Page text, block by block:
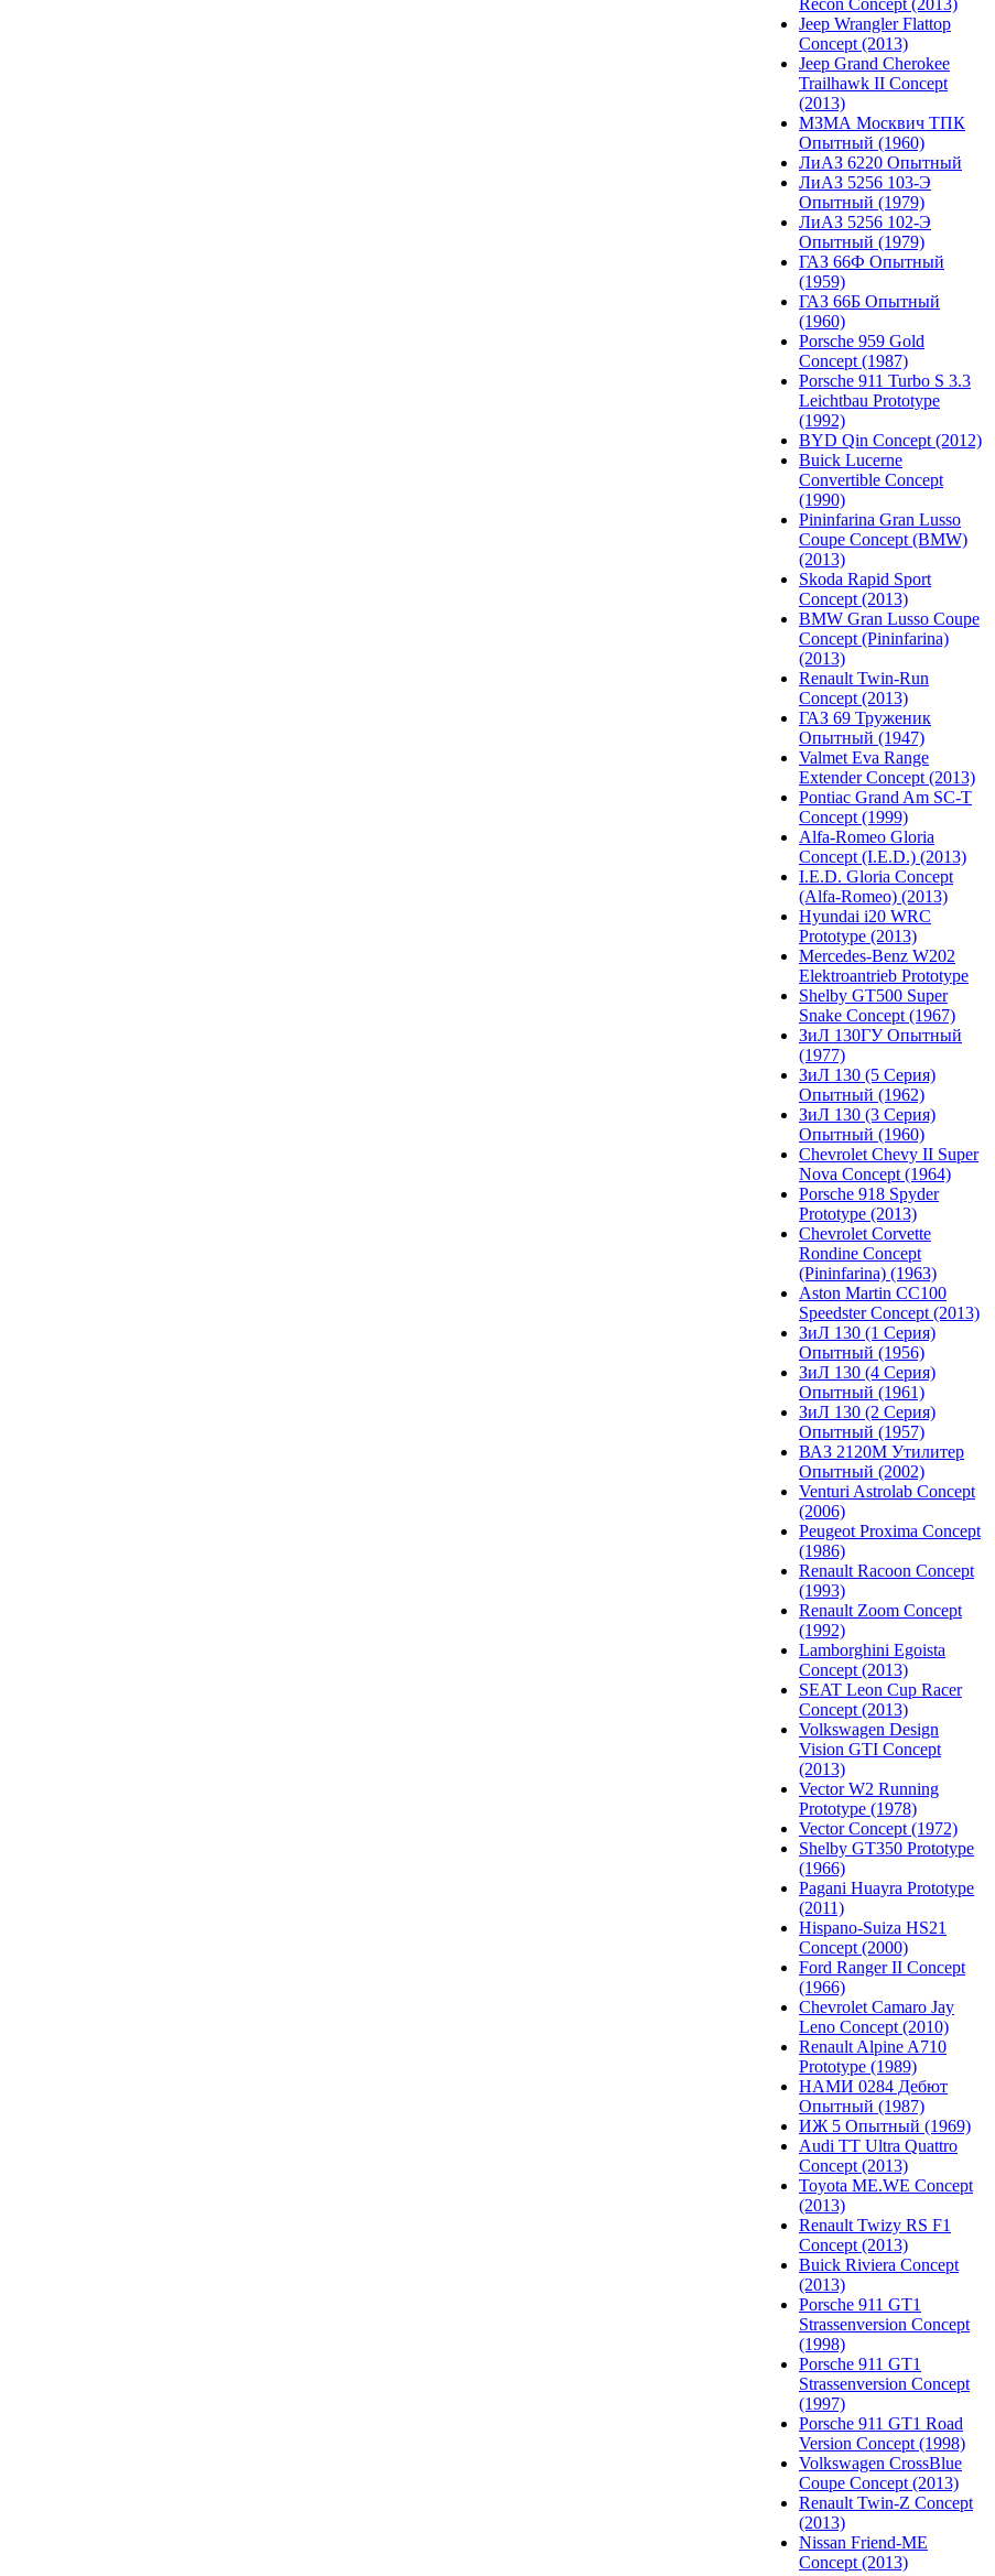
Recon Concept (2013)
Jeep Wrangler Flattop
Concept (2013)
Jeep Grand Cherokee
Trailhawk II Concept
(2013)
МЗМА Москвич ТПК
Опытный (1960)
ЛиАЗ 6220 Опытный
ЛиАЗ 5256 103-Э
Опытный (1979)
ЛиАЗ 5256 102-Э
Опытный (1979)
ГАЗ 66Ф Опытный
(1959)
ГАЗ 66Б Опытный
(1960)
Porsche 959 Gold
Concept (1987)
Porsche 911 Turbo S 3.3
Leichtbau Prototype
(1992)
BYD Qin Concept (2012)
Buick Lucerne
Convertible Concept
(1990)
Pininfarina Gran Lusso
Coupe Concept (BMW)
(2013)
Skoda Rapid Sport
Concept (2013)
BMW Gran Lusso Coupe
Concept (Pininfarina)
(2013)
Renault Twin-Run
Concept (2013)
ГАЗ 69 Труженик
Опытный (1947)
Valmet Eva Range
Extender Concept (2013)
Pontiac Grand Am SC-T
Concept (1999)
Alfa-Romeo Gloria
Concept (I.E.D.) (2013)
I.E.D. Gloria Concept
(Alfa-Romeo) (2013)
Hyundai i20 WRC
Prototype (2013)
Mercedes-Benz W202
Elektroantrieb Prototype
Shelby GT500 Super
Snake Concept (1967)
ЗиЛ 130ГУ Опытный
(1977)
ЗиЛ 130 (5 Серия)
Опытный (1962)
ЗиЛ 130 (3 Серия)
Опытный (1960)
Chevrolet Chevy II Super
Nova Concept (1964)
Porsche 918 Spyder
Prototype (2013)
Chevrolet Corvette
Rondine Concept
(Pininfarina) (1963)
Aston Martin CC100
Speedster Concept (2013)
ЗиЛ 130 (1 Серия)
Опытный (1956)
ЗиЛ 130 (4 Серия)
Опытный (1961)
ЗиЛ 130 (2 Серия)
Опытный (1957)
ВАЗ 2120М Утилитер
Опытный (2002)
Venturi Astrolab Concept
(2006)
Peugeot Proxima Concept
(1986)
Renault Racoon Concept
(1993)
Renault Zoom Concept
(1992)
Lamborghini Egoista
Concept (2013)
SEAT Leon Cup Racer
Concept (2013)
Volkswagen Design
Vision GTI Concept
(2013)
Vector W2 Running
Prototype (1978)
Vector Concept (1972)
Shelby GT350 Prototype
(1966)
Pagani Huayra Prototype
(2011)
Hispano-Suiza HS21
Concept (2000)
Ford Ranger II Concept
(1966)
Chevrolet Camaro Jay
Leno Concept (2010)
Renault Alpine A710
Prototype (1989)
НАМИ 0284 Дебют
Опытный (1987)
ИЖ 5 Опытный (1969)
Audi TT Ultra Quattro
Concept (2013)
Toyota ME.WE Concept
(2013)
Renault Twizy RS F1
Concept (2013)
Buick Riviera Concept
(2013)
Porsche 911 GT1
Strassenversion Concept
(1998)
Porsche 911 GT1
Strassenversion Concept
(1997)
Porsche 911 GT1 Road
Version Concept (1998)
Volkswagen CrossBlue
Coupe Concept (2013)
Renault Twin-Z Concept
(2013)
Nissan Friend-ME
Concept (2013)